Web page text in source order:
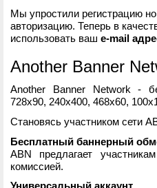
Мы упростили регистрацию
авторизацию. Теперь в
использовать ваш e-mail
Another Banner
Another Banner Network -
728x90, 240x400, 468x60,
Становясь участником сети
Бесплатный баннерный
ABN предлагает
комиссией.